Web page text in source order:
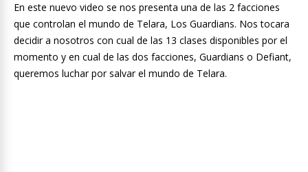
En este nuevo video se nos presenta una de las 2 facciones
que controlan el mundo de Telara, Los Guardians. Nos tocara
decidir a nosotros con cual de las 13 clases disponibles por el
momento y en cual de las dos facciones, Guardians o Defiant,
queremos luchar por salvar el mundo de Telara.